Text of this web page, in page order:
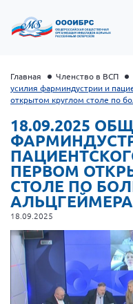
Президент Власов
Первый вице-
Генеральный
Вице-президент
Главная Членство в ВСП
усилия фарминдустрии и
открытом круглом столе по
18.09.2025
ПЕРВОМ
СТОЛЕ ПО
АЛЬЦГЕЙМЕРА
18.09.2025